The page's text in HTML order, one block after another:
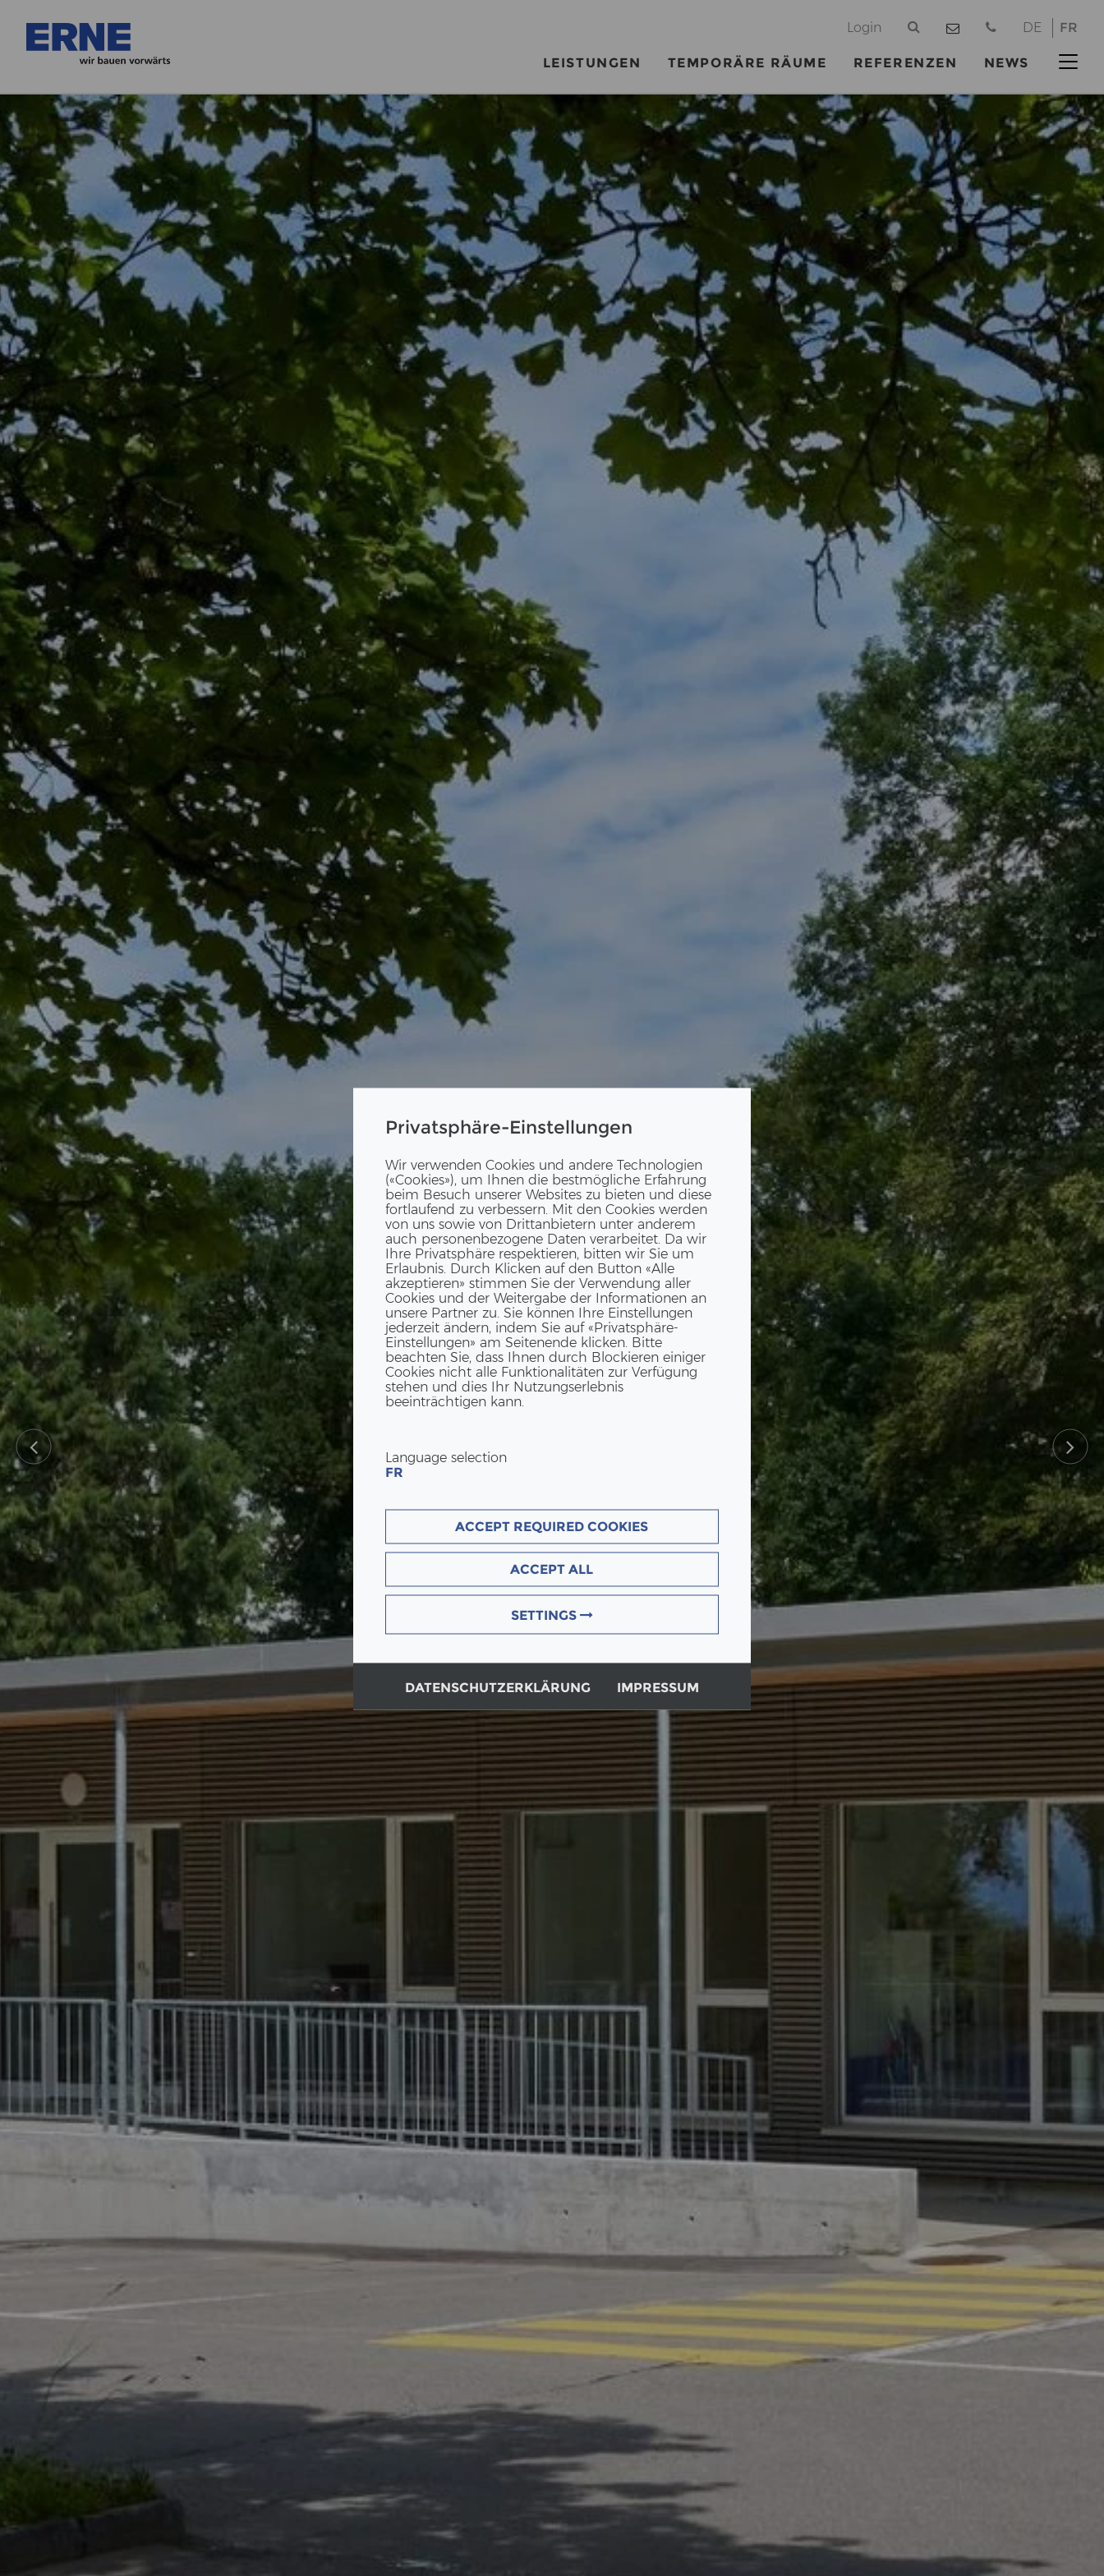
Privatsphäre-Einstellungen
Wir verwenden Cookies und andere Technologien
(«Cookies»), um Ihnen die bestmögliche Erfahrung
beim Besuch unserer Websites zu bieten und diese
fortlaufend zu verbessern. Mit den Cookies werden
von uns sowie von Drittanbietern unter anderem
auch personenbezogene Daten verarbeitet. Da wir
Ihre Privatsphäre respektieren, bitten wir Sie um
Erlaubnis. Durch Klicken auf den Button «Alle
akzeptieren» stimmen Sie der Verwendung aller
Cookies und der Weitergabe der Informationen an
unsere Partner zu. Sie können Ihre Einstellungen
jederzeit ändern, indem Sie auf «Privatsphäre-
Einstellungen» am Seitenende klicken. Bitte
beachten Sie, dass Ihnen durch Blockieren einiger
Cookies nicht alle Funktionalitäten zur Verfügung
stehen und dies Ihr Nutzungserlebnis
beeinträchtigen kann.
Language selection
FR
ACCEPT REQUIRED COOKIES
ACCEPT ALL
SETTINGS
DATENSCHUTZERKLÄRUNG IMPRESSUM
DE FR
Login
LEISTUNGEN TEMPORÄRE RÄUME REFERENZEN NEWS